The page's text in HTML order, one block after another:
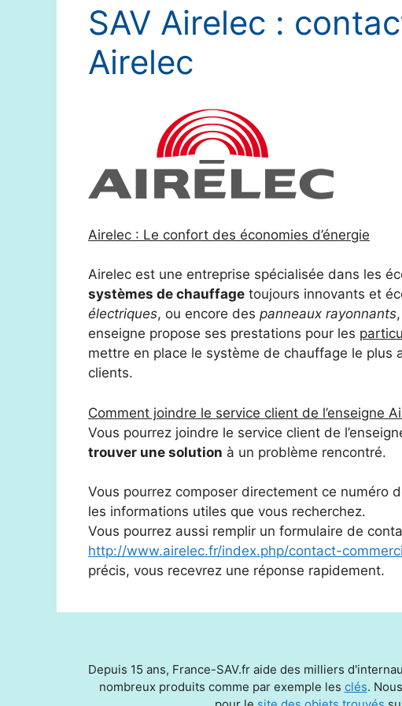
SAV Airelec :
Airelec
Airelec : Le confort des économies d’énergie
Airelec est une entreprise spécialisée dans les
systèmes de chauffage toujours innovants et
électriques, ou encore des panneaux rayonnants
enseigne propose ses prestations pour les
mettre en place le système de chauffage le
clients.
Comment joindre le service client de l’enseigne
Vous pourrez joindre le service client de
trouver une solution à un problème rencontré.
Vous pourrez composer directement ce numéro
les informations utiles que vous recherchez.
Vous pourrez aussi remplir un formulaire de
http://www.airelec.fr/index.php/contact-
précis, vous recevrez une réponse rapidement.
Depuis 15 ans, France-SAV.fr aide des milliers
nombreux produits comme par exemple les clés.